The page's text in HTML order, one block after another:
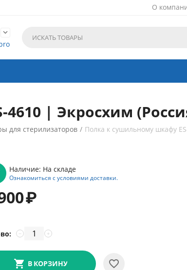
О

| Экросхим
для стерилизаторов / Полка к сушильному шкафу
Наличие: На складе
Ознакомиться с условиями доставки.
₽
+
−
В КОРЗИНУ